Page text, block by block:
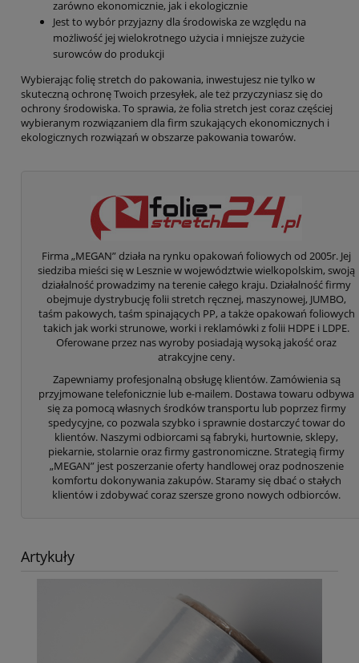
zarówno ekonomicznie, jak i ekologicznie
Jest to wybór przyjazny dla środowiska ze względu na
możliwość jej wielokrotnego użycia i mniejsze zużycie
surowców do produkcji
Wybierając folię stretch do pakowania, inwestujesz nie tylko w
skuteczną ochronę Twoich przesyłek, ale też przyczyniasz się do
ochrony środowiska. To sprawia, że folia stretch jest coraz częściej
wybieranym rozwiązaniem dla firm szukających ekonomicznych i
ekologicznych rozwiązań w obszarze pakowania towarów.
Firma „MEGAN” działa na rynku opakowań foliowych od 2005r. Jej
siedziba mieści się w Lesznie w województwie wielkopolskim, swoją
działalność prowadzimy na terenie całego kraju. Działalność firmy
obejmuje dystrybucję folii stretch ręcznej, maszynowej, JUMBO,
taśm pakowych, taśm spinających PP, a także opakowań foliowych
takich jak worki strunowe, worki i reklamówki z folii HDPE i LDPE.
Oferowane przez nas wyroby posiadają wysoką jakość oraz
atrakcyjne ceny.
Zapewniamy profesjonalną obsługę klientów. Zamówienia są
przyjmowane telefonicznie lub e-mailem. Dostawa towaru odbywa
się za pomocą własnych środków transportu lub poprzez firmy
spedycyjne, co pozwala szybko i sprawnie dostarczyć towar do
klientów. Naszymi odbiorcami są fabryki, hurtownie, sklepy,
piekarnie, stolarnie oraz firmy gastronomiczne. Strategią firmy
„MEGAN” jest poszerzanie oferty handlowej oraz podnoszenie
komfortu dokonywania zakupów. Staramy się dbać o stałych
klientów i zdobywać coraz szersze grono nowych odbiorców.
Artykuły